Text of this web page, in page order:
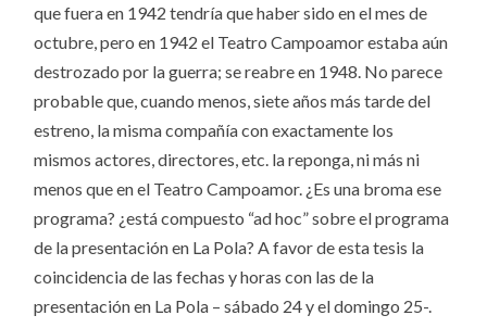
que fuera en 1942 tendría que haber sido en el mes de
octubre, pero en 1942 el Teatro Campoamor estaba aún
destrozado por la guerra; se reabre en 1948. No parece
probable que, cuando menos, siete años más tarde del
estreno, la misma compañía con exactamente los
mismos actores, directores, etc. la reponga, ni más ni
menos que en el Teatro Campoamor. ¿Es una broma ese
programa? ¿está compuesto “ad hoc” sobre el programa
de la presentación en La Pola? A favor de esta tesis la
coincidencia de las fechas y horas con las de la
presentación en La Pola – sábado 24 y el domingo 25-.